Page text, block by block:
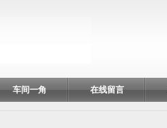
车间一角 在线留言